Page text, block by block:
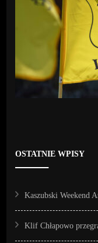
OSTATNIE WPISY
Kaszubski Weekend
Klif Chłapowo